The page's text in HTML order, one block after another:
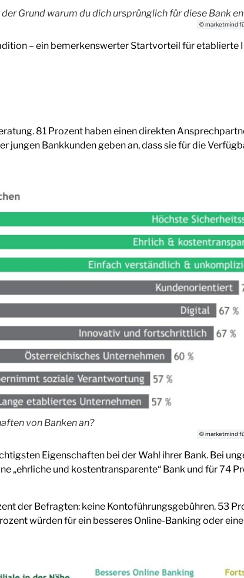
Grund warum du dich ursprünglich für diese Bank
© marketmind
– ein bemerkenswerter Startvorteil für etablierte
81 Prozent haben einen direkten
jungen Bankkunden geben an, dass sie für die
von Banken an?
© marketmind
Eigenschaften bei der Wahl ihrer Bank. Bei
„ehrliche und kostentransparente“ Bank und für 74
der Befragten: keine Kontoführungsgebühren. 53
würden für ein besseres Online-Banking oder